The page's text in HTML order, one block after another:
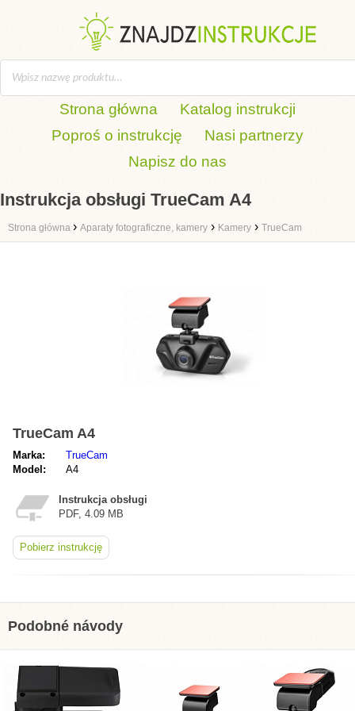
Strona główna
Katalog instrukcji
Poproś o instrukcję
Nasi partnerzy
Napisz do nas
Instrukcja obsługi TrueCam A4
Strona główna › Aparaty fotograficzne, kamery › Kamery › TrueCam
TrueCam A4
Marka:
TrueCam
Model:
A4
Instrukcja obsługi
PDF, 4.09 MB
Pobierz instrukcję
Podobné návody